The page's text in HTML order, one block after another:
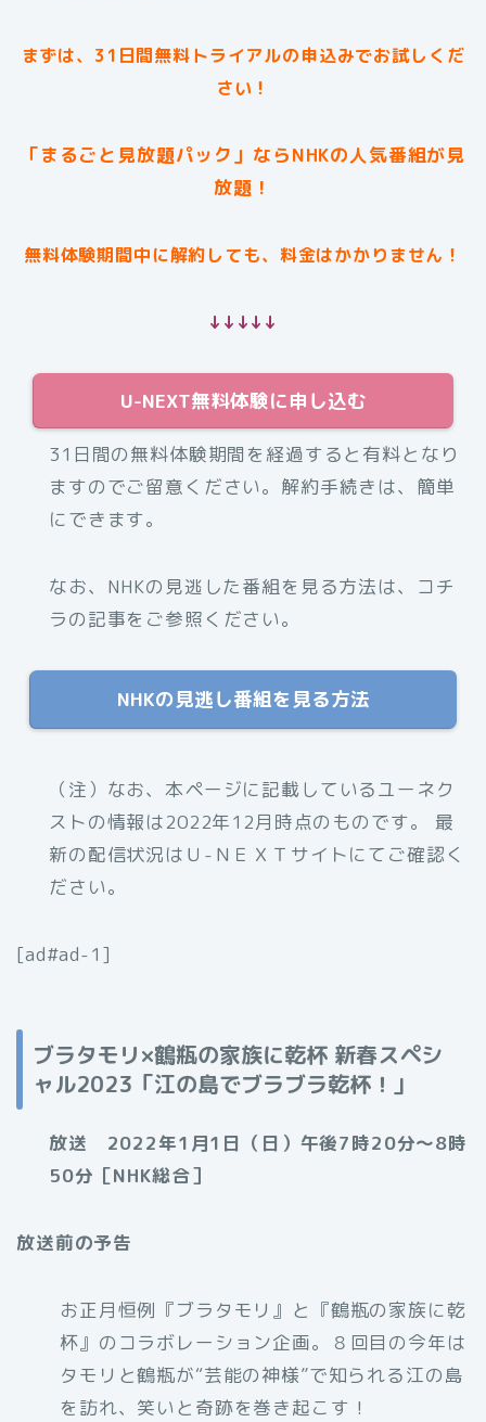
まずは、31日間無料トライアルの申込みでお試しくだ
さい！
「まるごと見放題パック」ならNHKの人気番組が見
放題！
無料体験期間中に解約しても、料金はかかりません！
↓↓↓↓↓
U-NEXT無料体験に申し込む
31日間の無料体験期間を経過すると有料となり
ますのでご留意ください。解約手続きは、簡単
にできます。
なお、NHKの見逃した番組を見る方法は、コチ
ラの記事をご参照ください。
NHKの見逃し番組を見る方法
（注）なお、本ページに記載しているユーネク
ストの情報は2022年12月時点のものです。 最
新の配信状況はＵ-ＮＥＸＴサイトにてご確認く
ださい。
[ad#ad-1]
ブラタモリ×鶴瓶の家族に乾杯 新春スペシ
ャル2023「江の島でブラブラ乾杯！」
放送 2022年1月1日（日）午後7時20分～8時
50分［NHK総合］
放送前の予告
お正月恒例『ブラタモリ』と『鶴瓶の家族に乾
杯』のコラボレーション企画。８回目の今年は
タモリと鶴瓶が“芸能の神様”で知られる江の島
を訪れ、笑いと奇跡を巻き起こす！